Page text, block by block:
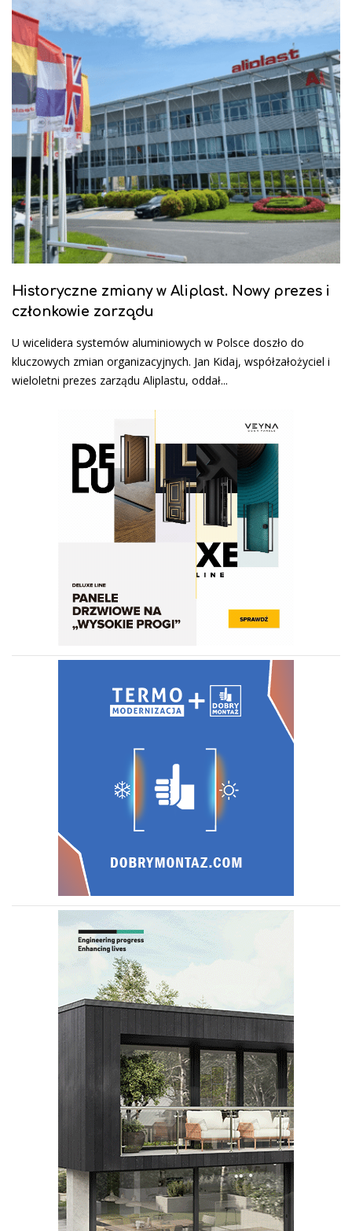
Historyczne zmiany w Aliplast. Nowy prezes i
członkowie zarządu
U wicelidera systemów aluminiowych w Polsce doszło do
kluczowych zmian organizacyjnych. Jan Kidaj, współzałożyciel i
wieloletni prezes zarządu Aliplastu, oddał...